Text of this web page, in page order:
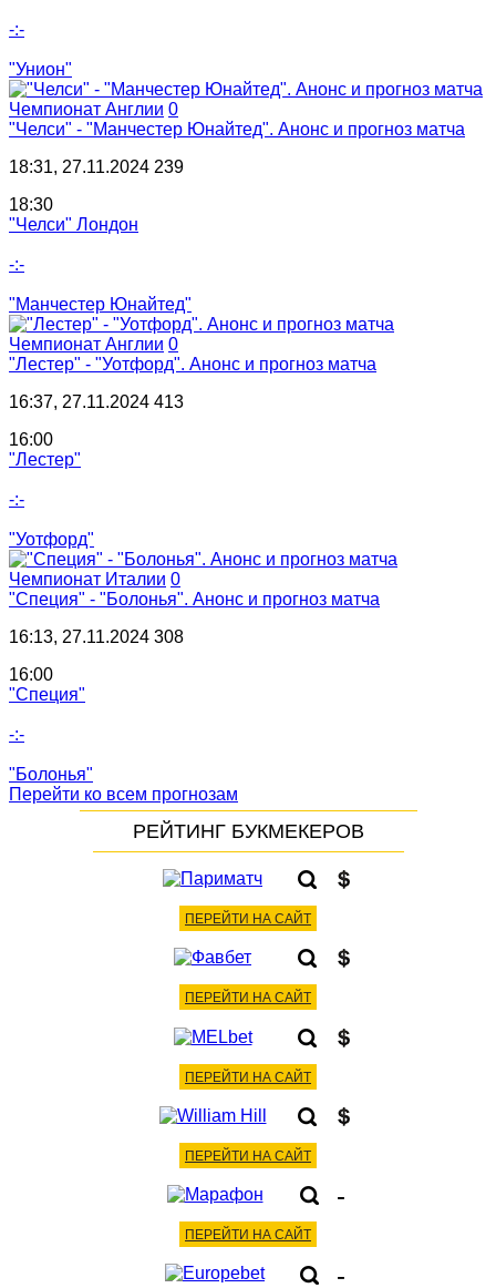
-:-
"Унион"
Чемпионат Англии 0
"Челси" - "Манчестер Юнайтед". Анонс и прогноз матча
18:31, 27.11.2024 239
18:30
"Челси" Лондон
-:-
"Манчестер Юнайтед"
Чемпионат Англии 0
"Лестер" - "Уотфорд". Анонс и прогноз матча
16:37, 27.11.2024 413
16:00
"Лестер"
-:-
"Уотфорд"
Чемпионат Италии 0
"Специя" - "Болонья". Анонс и прогноз матча
16:13, 27.11.2024 308
16:00
"Специя"
-:-
"Болонья"
Перейти ко всем прогнозам
РЕЙТИНГ БУКМЕКЕРОВ
ПЕРЕЙТИ НА САЙТ
ПЕРЕЙТИ НА САЙТ
ПЕРЕЙТИ НА САЙТ
ПЕРЕЙТИ НА САЙТ
-
ПЕРЕЙТИ НА САЙТ
-